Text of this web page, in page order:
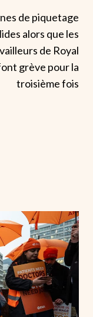
de piquetage
alors que les
de Royal
grève pour la
troisième fois